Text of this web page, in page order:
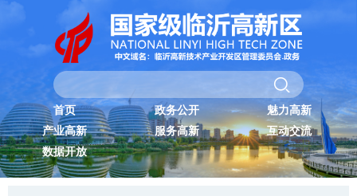
首页 政务公开
魅力高新
产业高新
服务高新
互动交流
数据开放